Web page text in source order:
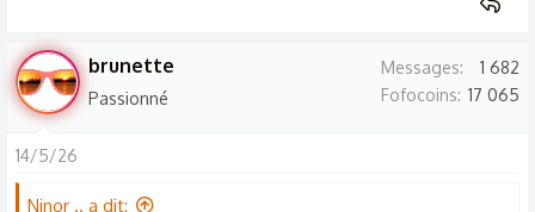
brunette
Passionné
Messages
1 682
Fofocoins 17 065
14/5/26
Ninor .. a dit: